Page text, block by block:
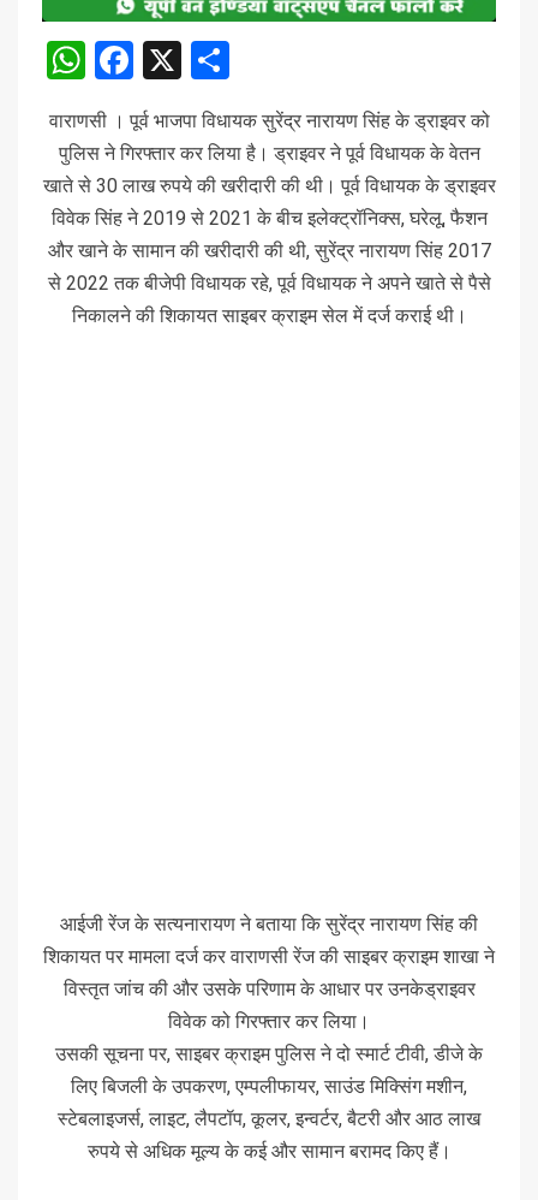
WhatsApp
Facebook
X
वाराणसी । पूर्व भाजपा विधायक सुरेंद्र नारायण सिंह के ड्राइवर को
पुलिस ने गिरफ्तार कर लिया है। ड्राइवर ने पूर्व विधायक के वेतन
खाते से 30 लाख रुपये की खरीदारी की थी। पूर्व विधायक के ड्राइवर
विवेक सिंह ने 2019 से 2021 के बीच इलेक्ट्रॉनिक्स, घरेलू, फैशन
और खाने के सामान की खरीदारी की थी, सुरेंद्र नारायण सिंह 2017
से 2022 तक बीजेपी विधायक रहे, पूर्व विधायक ने अपने खाते से पैसे
निकालने की शिकायत साइबर क्राइम सेल में दर्ज कराई थी।
आईजी रेंज के सत्यनारायण ने बताया कि सुरेंद्र नारायण सिंह की
शिकायत पर मामला दर्ज कर वाराणसी रेंज की साइबर क्राइम शाखा ने
विस्तृत जांच की और उसके परिणाम के आधार पर उनकेड्राइवर
विवेक को गिरफ्तार कर लिया।
उसकी सूचना पर, साइबर क्राइम पुलिस ने दो स्मार्ट टीवी, डीजे के
लिए बिजली के उपकरण, एम्पलीफायर, साउंड मिक्सिंग मशीन,
स्टेबलाइजर्स, लाइट, लैपटॉप, कूलर, इन्वर्टर, बैटरी और आठ लाख
रुपये से अधिक मूल्य के कई और सामान बरामद किए हैं।